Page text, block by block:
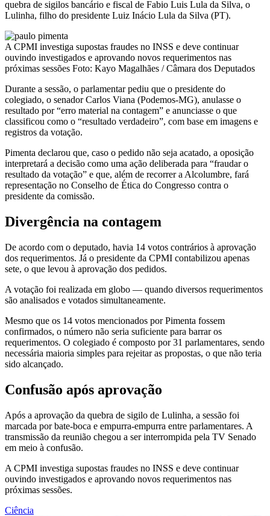
quebra de sigilos bancário e fiscal de Fabio Luis Lula da Silva, o
Lulinha, filho do presidente Luiz Inácio Lula da Silva (PT).
A CPMI investiga supostas fraudes no INSS e deve continuar
ouvindo investigados e aprovando novos requerimentos nas
próximas sessões Foto: Kayo Magalhães / Câmara dos Deputados
Durante a sessão, o parlamentar pediu que o presidente do
colegiado, o senador Carlos Viana (Podemos-MG), anulasse o
resultado por “erro material na contagem” e anunciasse o que
classificou como o “resultado verdadeiro”, com base em imagens e
registros da votação.
Pimenta declarou que, caso o pedido não seja acatado, a oposição
interpretará a decisão como uma ação deliberada para “fraudar o
resultado da votação” e que, além de recorrer a Alcolumbre, fará
representação no Conselho de Ética do Congresso contra o
presidente da comissão.
Divergência na contagem
De acordo com o deputado, havia 14 votos contrários à aprovação
dos requerimentos. Já o presidente da CPMI contabilizou apenas
sete, o que levou à aprovação dos pedidos.
A votação foi realizada em globo — quando diversos requerimentos
são analisados e votados simultaneamente.
Mesmo que os 14 votos mencionados por Pimenta fossem
confirmados, o número não seria suficiente para barrar os
requerimentos. O colegiado é composto por 31 parlamentares, sendo
necessária maioria simples para rejeitar as propostas, o que não teria
sido alcançado.
Confusão após aprovação
Após a aprovação da quebra de sigilo de Lulinha, a sessão foi
marcada por bate-boca e empurra-empurra entre parlamentares. A
transmissão da reunião chegou a ser interrompida pela TV Senado
em meio à confusão.
A CPMI investiga supostas fraudes no INSS e deve continuar
ouvindo investigados e aprovando novos requerimentos nas
próximas sessões.
Ciência